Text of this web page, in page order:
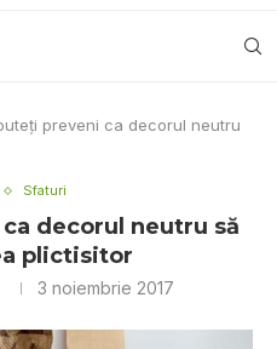
preveni ca decorul neutru
Sfaturi
decorul neutru să
plictisitor
3 noiembrie 2017